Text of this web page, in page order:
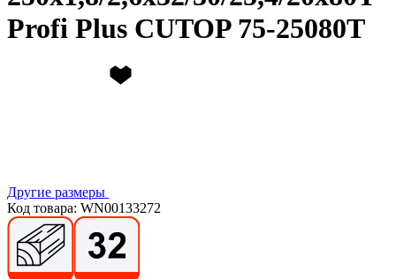
Profi Plus CUTOP 75-25080Т
Другие размеры
Код товара: WN00133272